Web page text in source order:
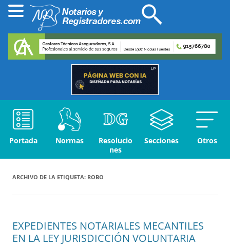
Portada Normas
Resolucio
nes
Secciones Otros
ARCHIVO DE LA ETIQUETA: ROBO
EXPEDIENTES NOTARIALES MECANTILES
EN LA LEY JURISDICCIÓN VOLUNTARIA